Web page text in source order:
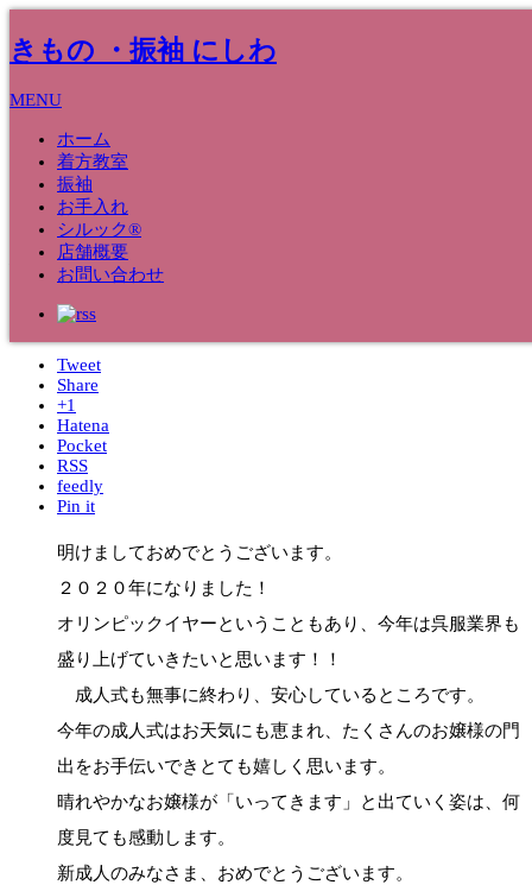
きもの ・振袖 にしわ
MENU
ホーム
着方教室
振袖
お手入れ
シルック®
店舗概要
お問い合わせ
17Jan
八王子の老舗呉服店！
2020
■お着物のこと
Tweet
Share
+1
Hatena
Pocket
RSS
feedly
Pin it
明けましておめでとうございます。
２０２０年になりました！
オリンピックイヤーということもあり、今年は呉服業界も
盛り上げていきたいと思います！！
成人式も無事に終わり、安心しているところです。
今年の成人式はお天気にも恵まれ、たくさんのお嬢様の門
出をお手伝いできとても嬉しく思います。
晴れやかなお嬢様が「いってきます」と出ていく姿は、何
度見ても感動します。
新成人のみなさま、おめでとうございます。